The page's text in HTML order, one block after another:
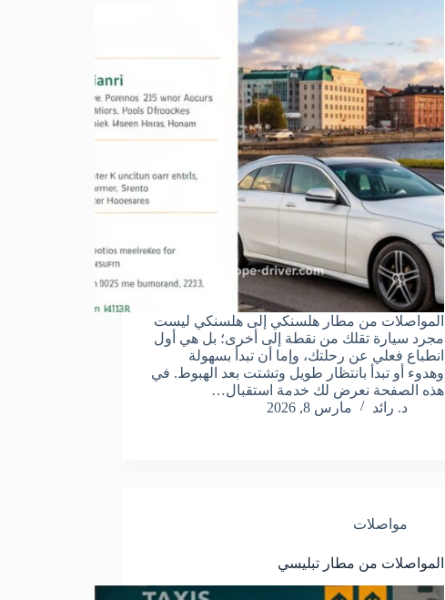
المواصلات من مطار هلسنكي إلى هلسنكي ليست
مجرد سيارة تقلك من نقطة إلى أخرى؛ بل هي أول
انطباع فعلي عن رحلتك، وإما أن تبدأ بسهولة
وهدوء أو تبدأ بانتظار طويل وتشتت بعد الهبوط. في
هذه الصفحة نعرض لك خدمة استقبال…
د. رائد
مارس 8, 2026
مواصلات
المواصلات من مطار تبليسي